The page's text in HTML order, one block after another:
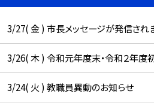
3/27( 金 ) 市長メッセージが発信され
3/26( 木 ) 令和元年度末・令和２年度
3/24( 火 ) 教職員異動のお知らせ